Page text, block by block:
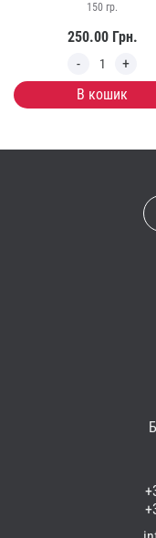
150 гр.
250.00Грн.
В кошик